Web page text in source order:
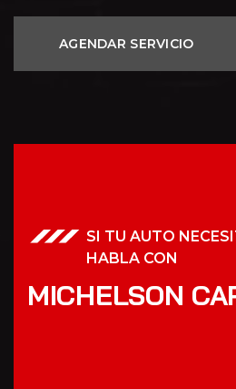
SI TU AUTO
HABLA CON
MICHELSON